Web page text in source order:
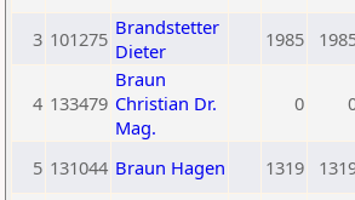
3 101275 Brandstetter
Dieter
1985
4 133479
Braun
Christian Dr.
Mag.
0
5 131044 Braun Hagen 1319